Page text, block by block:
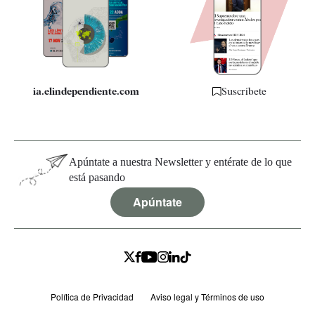
Quiénes somos
Especificaciones
ia.elindependiente.com Suscríbete
Apúntate a nuestra Newsletter y entérate de lo que
está pasando
Apúntate
Política de Privacidad
Aviso legal y Términos de uso